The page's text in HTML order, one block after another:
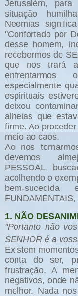
Jerusalém,
situação
Neemias
"Confortado por
desse homem,
recebermos do
que nos trará a
enfrentarmos
especialmente
espirituais
deixou
alheias que
firme. Ao
meio ao caos.
Ao nos
devemos
PESSOAL,
acolhendo o
bem-
FUNDAMENTAIS,
1. NÃO
"Portanto não
SENHOR é a
Existem
conta do ser,
frustração. A
negativos, onde
melhor. Nada